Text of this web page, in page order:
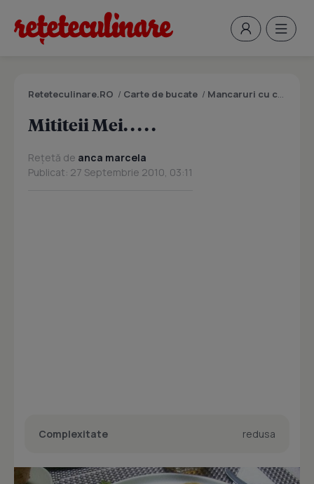
Reteteculinare.RO / Carte de bucate / Mancaruri cu carne
Mititeii Mei. . . . .
Rețetă de anca marcela
Publicat: 27 Septembrie 2010, 03:11
Complexitate redusa